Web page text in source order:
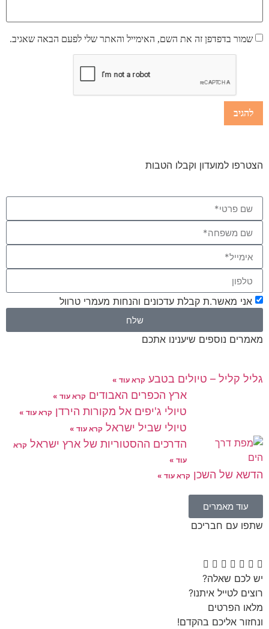
שמור בדפדפן זה את השם, האימייל והאתר שלי לפעם הבאה שאגיב.
הצטרפו למועדון וקבלו הטבות
אני מאשר.ת קבלת עדכונים והנחות מעמרי טרוול
שלח
מאמרים נוספים שיענינו אתכם
גליל קליל – טיולים בטבע קרא עוד »
ארץ הכפרים האבודים קרא עוד »
טיולי ג'יפים אל מקורות הירדן קרא עוד »
טיולי שביל ישראל קרא עוד »
הדרכים ההסטוריות של ארץ ישראל קרא
עוד »
הדשא של השכן קרא עוד »
עוד מאמרים
שתפו עם חבריכם
יש לכם שאלה?
רוצים לטייל איתנו?
מלאו הפרטים
ונחזור אליכם בהקדם!